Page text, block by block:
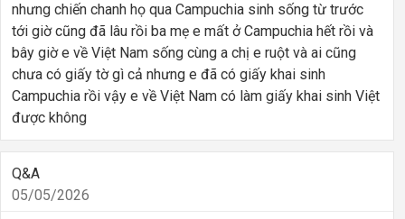
nhưng chiến chanh họ qua Campuchia sinh sống từ trước
tới giờ cũng đã lâu rồi ba mẹ e mất ở Campuchia hết rồi và
bây giờ e về Việt Nam sống cùng a chị e ruột và ai cũng
chưa có giấy tờ gì cả nhưng e đã có giấy khai sinh
Campuchia rồi vậy e về Việt Nam có làm giấy khai sinh Việt
được không
Q&A
05/05/2026